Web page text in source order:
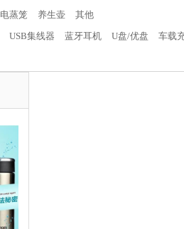
电蒸笼 养生壶
其他
USB集线器 蓝牙耳机 U盘/优盘 车载